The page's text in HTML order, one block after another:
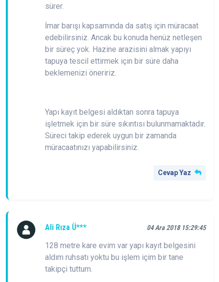
sürer.
İmar barışı kapsamında da satış için müracaat
edebilirsiniz. Ancak bu konuda henüz netleşen
bir süreç yok. Hazine arazisini almak yapıyı
tapuya tescil ettirmek için bir süre daha
beklemenizi öneririz.
Yapı kayıt belgesi aldıktan sonra tapuya
işletmek için bir süre sıkıntısı bulunmamaktadır.
Süreci takip ederek uygun bir zamanda
müracaatınızı yapabilirsiniz.
Cevap Yaz
Ali Rıza Ü*** 04 Ara 2018 15:29:45
128 metre kare evim var yapı kayıt belgesini
aldım ruhsatı yoktu bu işlem içim bir tane
takipçi tuttum.